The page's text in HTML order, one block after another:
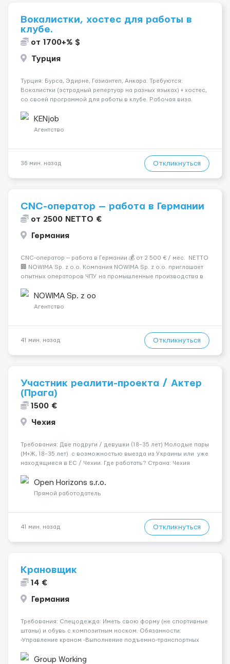
Вокалистки, хостес для работы в
клубе.
от 1700+% $
Турция
Турция: Бурса, Эдирне, Газиантеп, Анкара. Требуются:
Вокалистки (эстрадный репертуар на разных языках) + хостеc,
со своей программой для работы в клубе. Рабочая виза.
одного до трех месяцев. Мед. страховка. Высокая зарплат...
KENjob
Агентство
36 мин. назад Откликнуться
CNC-оператор — работа в Германии
от 2500 NETTO €
Германия
CNC-оператор — работа в Германии 💰 от 2 500 € / мес. NETTO
🏢 NOWIMA Sp. z o.o. Компания NOWIMA Sp. z o.o. приглашает
опытных операторов ЧПУ на промышленные производства в
Проживание, оформление и билеты — за счёт компани...
NOWIMA Sp. z oo
Агентство
41 мин. назад Откликнуться
Участник реалити-проекта / Актер
(Прага)
1500 €
Чехия
Требования: Две подруги / девушки (18–35 лет) Молодые пары
(М+Ж, 18–35 лет) с возможностью выезда из Украины или уже
находящиеся в ЕС / Чехии. Где работать? Страна: Чехия ​
Open Horizons s.r.o.
Прямой работодатель
41 мин. назад Откликнуться
Крановщик
14 €
Германия
Требования: Спецодежда: Иметь свою форму (не спортивные
штаны) и обувь с композитным носком. Обязанности:
-Управление краном -Выполнение подъемно-транспортных
инструкций по безопасности. -Опыт управления различными
Group Working